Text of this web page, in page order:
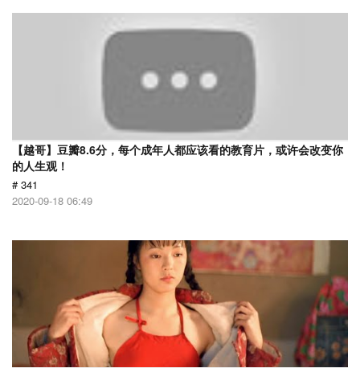
【越哥】豆瓣8.6分，每个成年人都应该看的教育片，或许会改变你
的人生观！
# 341
2020-09-18 06:49